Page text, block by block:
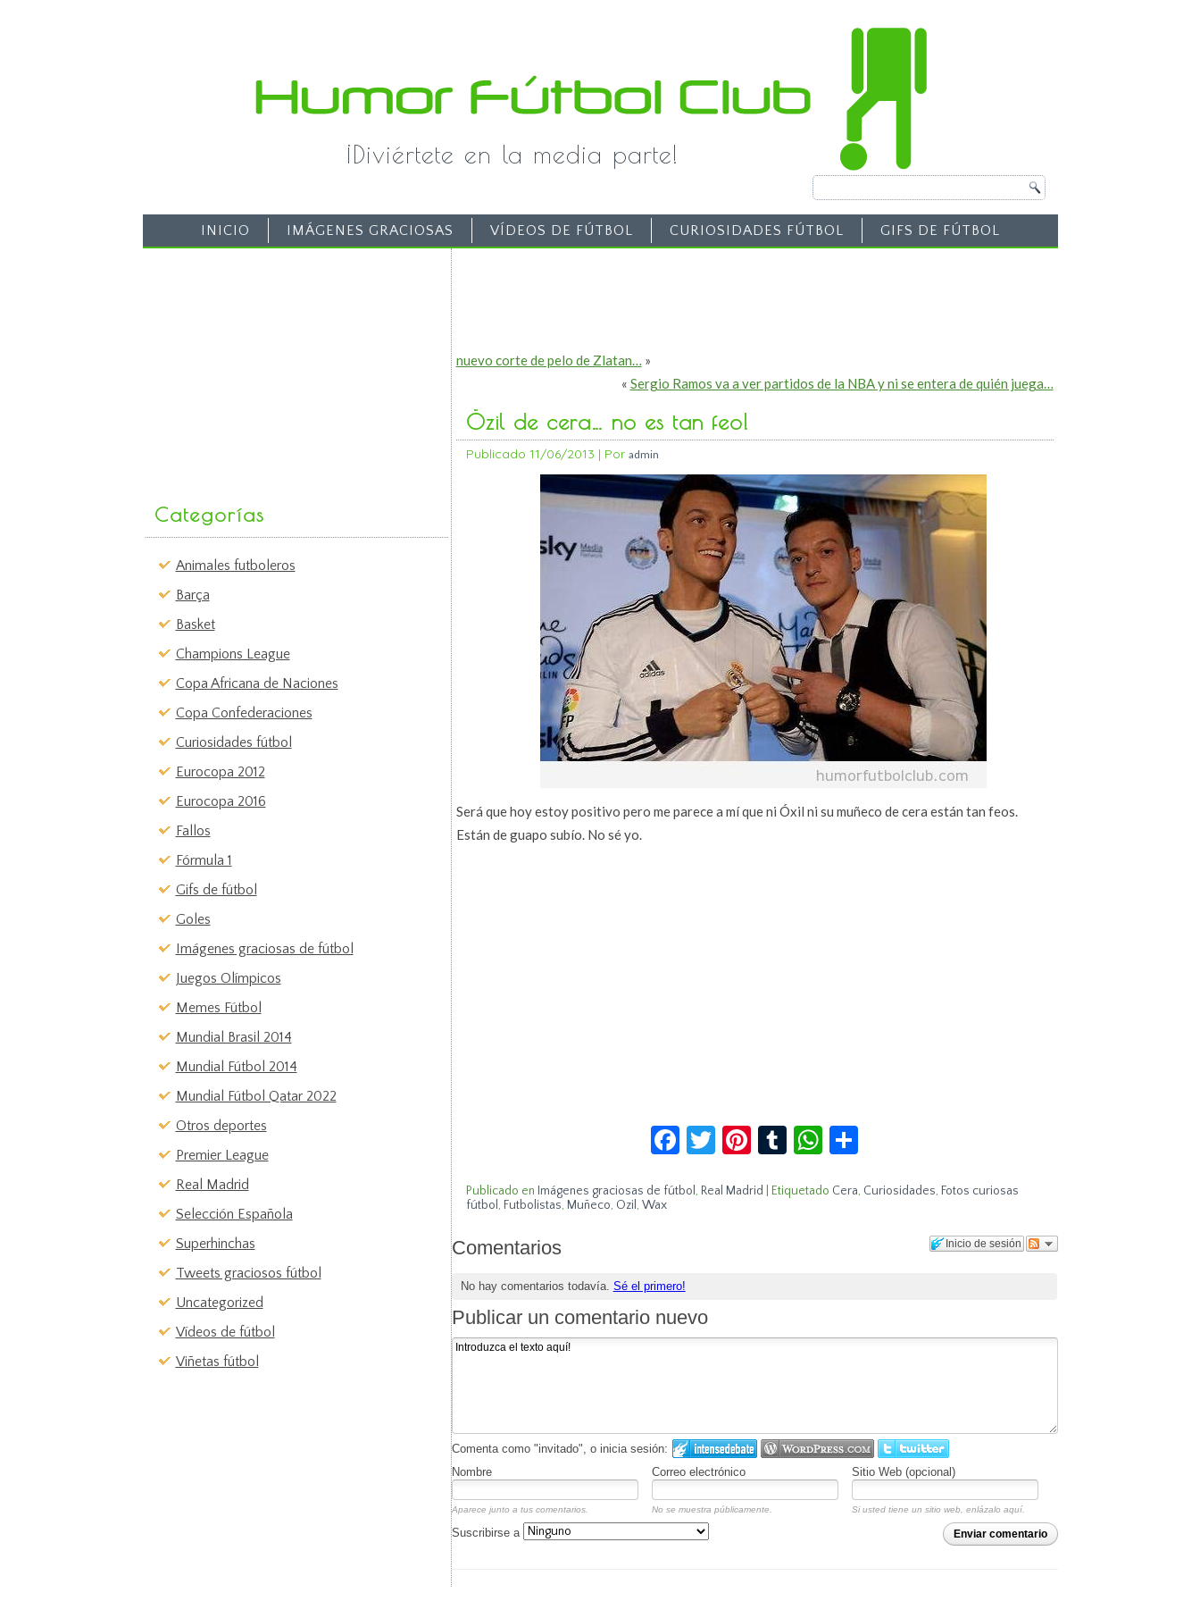
¡Diviértete en la media parte!
INICIO IMÁGENES GRACIOSAS VÍDEOS DE FÚTBOL CURIOSIDADES FÚTBOL GIFS DE FÚTBOL
Categorías
Animales futboleros
Barça
Basket
Champions League
Copa Africana de Naciones
Copa Confederaciones
Curiosidades fútbol
Eurocopa 2012
Eurocopa 2016
Fallos
Fórmula 1
Gifs de fútbol
Goles
Imágenes graciosas de fútbol
Juegos Olímpicos
Memes Fútbol
Mundial Brasil 2014
Mundial Fútbol 2014
Mundial Fútbol Qatar 2022
Otros deportes
Premier League
Real Madrid
Selección Española
Superhinchas
Tweets graciosos fútbol
Uncategorized
Vídeos de fútbol
Viñetas fútbol
nuevo corte de pelo de Zlatan… »
« Sergio Ramos va a ver partidos de la NBA y ni se entera de quién juega…
Özil de cera… no es tan feo!
Publicado 11/06/2013 | Por admin
Será que hoy estoy positivo pero me parece a mí que ni Óxil ni su muñeco de cera están tan feos.
Están de guapo subío. No sé yo.
Facebook
Twitter
Pinterest
TumblrWhatsApp
Publicado en Imágenes graciosas de fútbol , Real Madrid Etiquetado Cera, Curiosidades, Fotos curiosas
fútbol , Futbolistas, Muñeco, Ozil , Wax
Inicio de sesión
Comentarios
No hay comentarios todavía. Sé el primero!
Publicar un comentario nuevo
Comenta como "invitado", o inicia sesión:
Nombre
Correo electrónico Sitio Web (opcional)
Aparece junto a tus comentarios. No se muestra públicamente. Si usted tiene un sitio web, enlázalo aquí.
Enviar comentario
Suscribirse a